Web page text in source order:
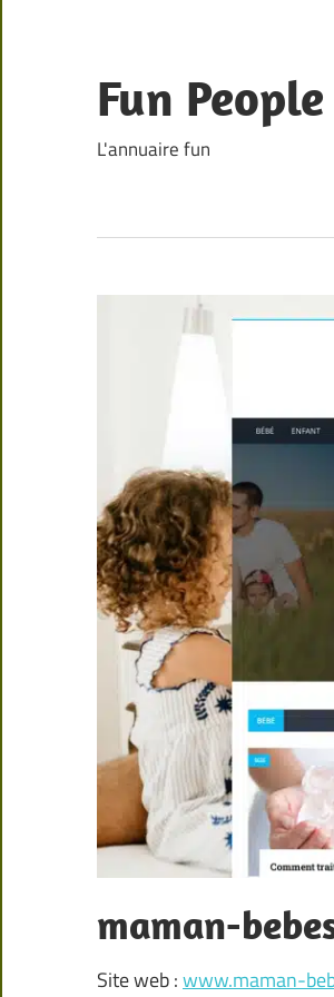
content
Fun People
L'annuaire fun
maman-
Site web :www.maman-